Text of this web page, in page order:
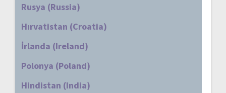
Rusya (Russia)
Hırvatistan (Croatia)
İrlanda (Ireland)
Polonya (Poland)
Hindistan (India)